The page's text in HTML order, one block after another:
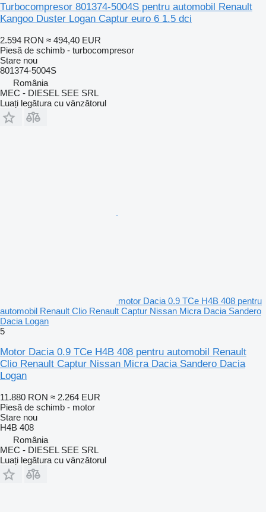
Turbocompresor 801374-5004S pentru automobil Renault
Kangoo Duster Logan Captur euro 6 1.5 dci
2.594 RON ≈ 494,40 EUR
Piesă de schimb - turbocompresor
Stare nou
801374-5004S
România
MEC - DIESEL SEE SRL
Luați legătura cu vânzătorul
motor Dacia 0.9 TCe H4B 408 pentru
automobil Renault Clio Renault Captur Nissan Micra Dacia Sandero
Dacia Logan
5
Motor Dacia 0.9 TCe H4B 408 pentru automobil Renault
Clio Renault Captur Nissan Micra Dacia Sandero Dacia
Logan
11.880 RON ≈ 2.264 EUR
Piesă de schimb - motor
Stare nou
H4B 408
România
MEC - DIESEL SEE SRL
Luați legătura cu vânzătorul